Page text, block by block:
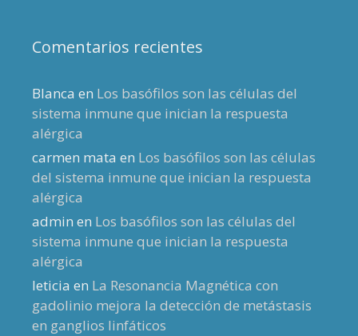
Comentarios recientes
Blanca en Los basófilos son las células del
sistema inmune que inician la respuesta
alérgica
carmen mata en Los basófilos son las células
del sistema inmune que inician la respuesta
alérgica
admin en Los basófilos son las células del
sistema inmune que inician la respuesta
alérgica
leticia en La Resonancia Magnética con
gadolinio mejora la detección de metástasis
en ganglios linfáticos